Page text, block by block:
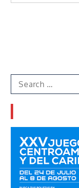
Search
for: